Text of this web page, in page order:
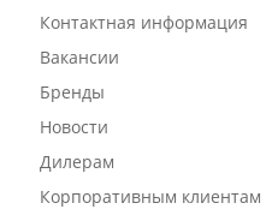
Контактная информация
Вакансии
Бренды
Новости
Дилерам
Корпоративным клиентам